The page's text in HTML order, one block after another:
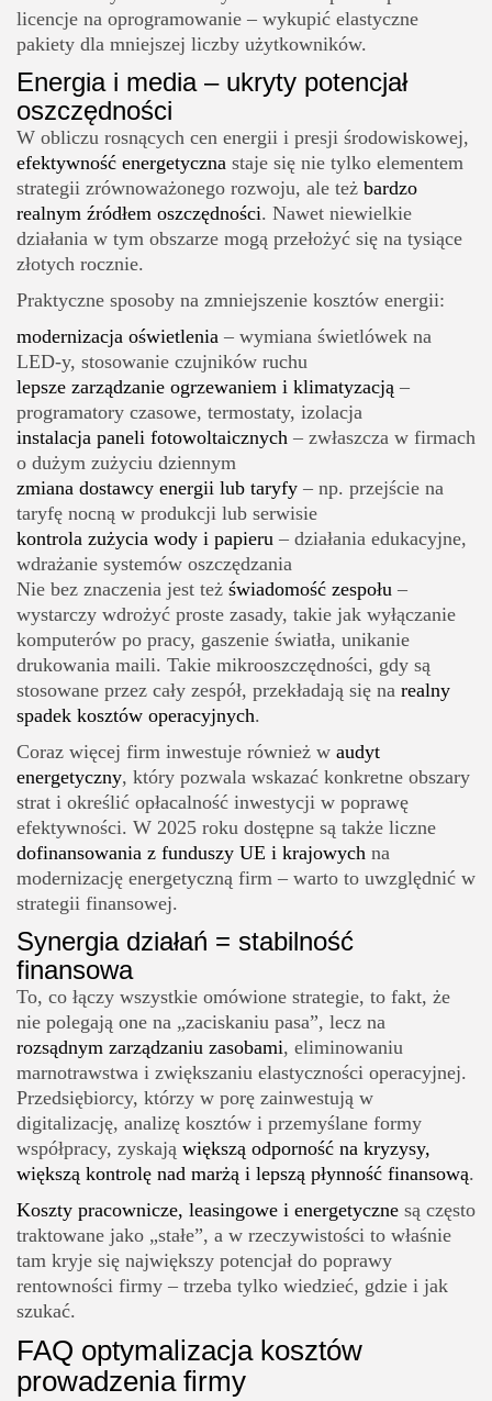
licencje na oprogramowanie – wykupić elastyczne
pakiety dla mniejszej liczby użytkowników.
Energia i media – ukryty potencjał
oszczędności
W obliczu rosnących cen energii i presji środowiskowej,
efektywność energetyczna staje się nie tylko elementem
strategii zrównoważonego rozwoju, ale też bardzo
realnym źródłem oszczędności. Nawet niewielkie
działania w tym obszarze mogą przełożyć się na tysiące
złotych rocznie.
Praktyczne sposoby na zmniejszenie kosztów energii:
modernizacja oświetlenia – wymiana świetlówek na
LED-y, stosowanie czujników ruchu
lepsze zarządzanie ogrzewaniem i klimatyzacją –
programatory czasowe, termostaty, izolacja
instalacja paneli fotowoltaicznych – zwłaszcza w firmach
o dużym zużyciu dziennym
zmiana dostawcy energii lub taryfy – np. przejście na
taryfę nocną w produkcji lub serwisie
kontrola zużycia wody i papieru – działania edukacyjne,
wdrażanie systemów oszczędzania
Nie bez znaczenia jest też świadomość zespołu –
wystarczy wdrożyć proste zasady, takie jak wyłączanie
komputerów po pracy, gaszenie światła, unikanie
drukowania maili. Takie mikrooszczędności, gdy są
stosowane przez cały zespół, przekładają się na realny
spadek kosztów operacyjnych.
Coraz więcej firm inwestuje również w audyt
energetyczny, który pozwala wskazać konkretne obszary
strat i określić opłacalność inwestycji w poprawę
efektywności. W 2025 roku dostępne są także liczne
dofinansowania z funduszy UE i krajowych na
modernizację energetyczną firm – warto to uwzględnić w
strategii finansowej.
Synergia działań = stabilność
finansowa
To, co łączy wszystkie omówione strategie, to fakt, że
nie polegają one na „zaciskaniu pasa”, lecz na
rozsądnym zarządzaniu zasobami, eliminowaniu
marnotrawstwa i zwiększaniu elastyczności operacyjnej.
Przedsiębiorcy, którzy w porę zainwestują w
digitalizację, analizę kosztów i przemyślane formy
współpracy, zyskają większą odporność na kryzysy,
większą kontrolę nad marżą i lepszą płynność finansową.
Koszty pracownicze, leasingowe i energetyczne są często
traktowane jako „stałe”, a w rzeczywistości to właśnie
tam kryje się największy potencjał do poprawy
rentowności firmy – trzeba tylko wiedzieć, gdzie i jak
szukać.
FAQ optymalizacja kosztów
prowadzenia firmy